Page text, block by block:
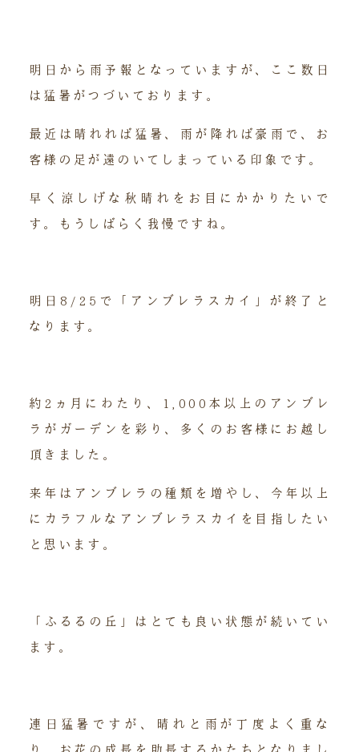
明日から雨予報となっていますが、ここ数日
は猛暑がつづいております。
最近は晴れれば猛暑、雨が降れば豪雨で、お
客様の足が遠のいてしまっている印象です。
早く涼しげな秋晴れをお目にかかりたいで
す。もうしばらく我慢ですね。
明日8/25で「アンブレラスカイ」が終了と
なります。
約2ヵ月にわたり、1,000本以上のアンブレ
ラがガーデンを彩り、多くのお客様にお越し
頂きました。
来年はアンブレラの種類を増やし、今年以上
にカラフルなアンブレラスカイを目指したい
と思います。
「ふるるの丘」はとても良い状態が続いてい
ます。
連日猛暑ですが、晴れと雨が丁度よく重な
り、お花の成長を助長するかたちとなりまし